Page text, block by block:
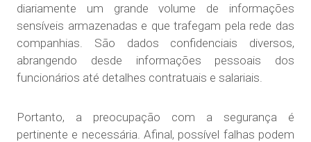
diariamente um grande volume de informações
sensíveis armazenadas e que trafegam pela rede das
companhias. São dados confidenciais diversos,
abrangendo desde informações pessoais dos
funcionários até detalhes contratuais e salariais.
Portanto, a preocupação com a segurança é
pertinente e necessária. Afinal, possível falhas podem